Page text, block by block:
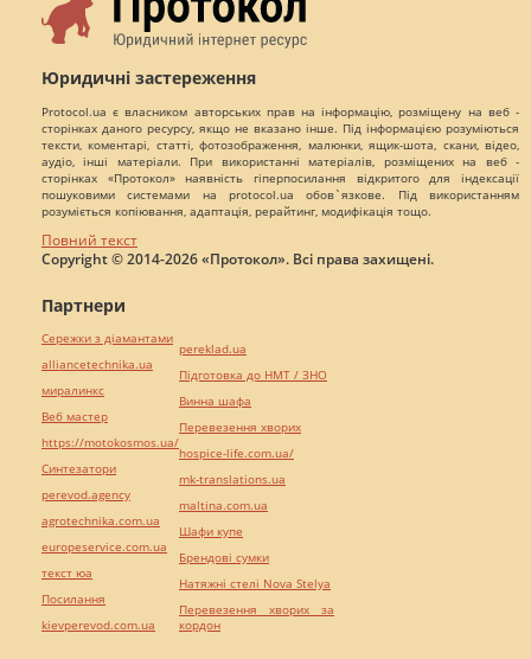
Юридичні застереження
Protocol.ua є власником авторських прав на інформацію, розміщену на веб -
сторінках даного ресурсу, якщо не вказано інше. Під інформацією розуміються
тексти, коментарі, статті, фотозображення, малюнки, ящик-шота, скани, відео,
аудіо, інші матеріали. При використанні матеріалів, розміщених на веб -
сторінках «Протокол» наявність гіперпосилання відкритого для індексації
пошуковими системами на protocol.ua обов`язкове. Під використанням
розуміється копіювання, адаптація, рерайтинг, модифікація тощо.
Повний текст
Copyright © 2014-2026 «Протокол». Всі права захищені.
Партнери
Сережки з діамантами
alliancetechnika.ua
миралинкс
Веб мастер
https://motokosmos.ua/
Синтезатори
perevod.agency
agrotechnika.com.ua
europeservice.com.ua
текст юа
Посилання
kievperevod.com.ua
pereklad.ua
Підготовка до НМТ / ЗНО
Винна шафа
Перевезення хворих
hospice-life.com.ua/
mk-translations.ua
maltina.com.ua
Шафи купе
Брендові сумки
Натяжні стелі Nova Stelya
Перевезення хворих за
кордон